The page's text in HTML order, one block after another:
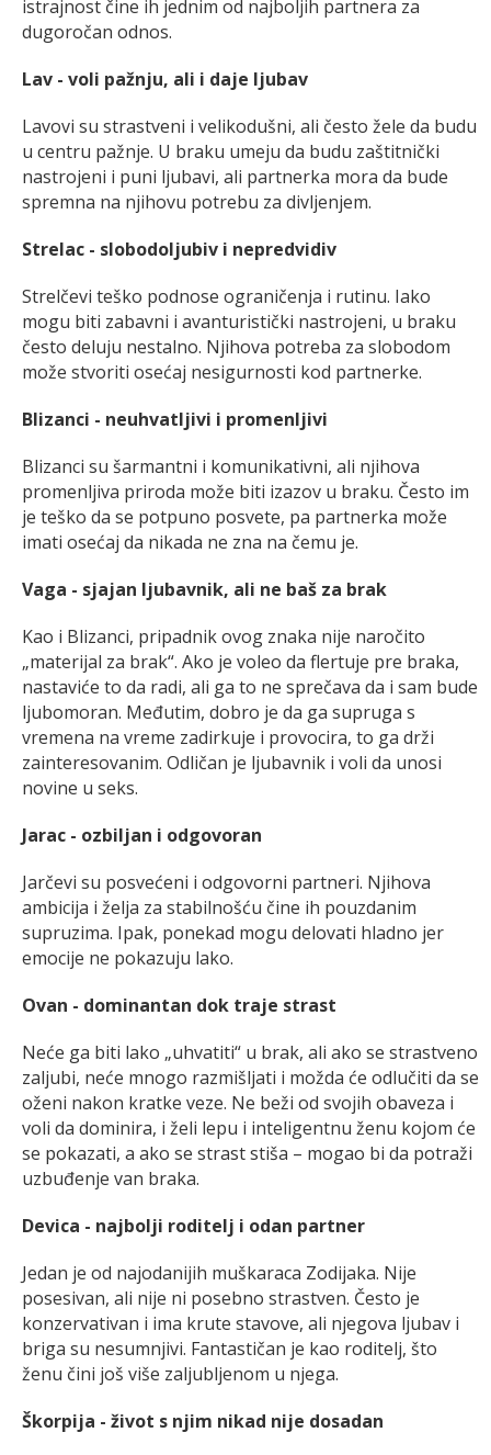
istrajnost čine ih jednim od najboljih partnera za
dugoročan odnos.
Lav - voli pažnju, ali i daje ljubav
Lavovi su strastveni i velikodušni, ali često žele da budu
u centru pažnje. U braku umeju da budu zaštitnički
nastrojeni i puni ljubavi, ali partnerka mora da bude
spremna na njihovu potrebu za divljenjem.
Strelac - slobodoljubiv i nepredvidiv
Strelčevi teško podnose ograničenja i rutinu. Iako
mogu biti zabavni i avanturistički nastrojeni, u braku
često deluju nestalno. Njihova potreba za slobodom
može stvoriti osećaj nesigurnosti kod partnerke.
Blizanci - neuhvatljivi i promenljivi
Blizanci su šarmantni i komunikativni, ali njihova
promenljiva priroda može biti izazov u braku. Često im
je teško da se potpuno posvete, pa partnerka može
imati osećaj da nikada ne zna na čemu je.
Vaga - sjajan ljubavnik, ali ne baš za brak
Kao i Blizanci, pripadnik ovog znaka nije naročito
„materijal za brak“. Ako je voleo da flertuje pre braka,
nastaviće to da radi, ali ga to ne sprečava da i sam bude
ljubomoran. Međutim, dobro je da ga supruga s
vremena na vreme zadirkuje i provocira, to ga drži
zainteresovanim. Odličan je ljubavnik i voli da unosi
novine u seks.
Jarac - ozbiljan i odgovoran
Jarčevi su posvećeni i odgovorni partneri. Njihova
ambicija i želja za stabilnošću čine ih pouzdanim
supruzima. Ipak, ponekad mogu delovati hladno jer
emocije ne pokazuju lako.
Ovan - dominantan dok traje strast
Neće ga biti lako „uhvatiti“ u brak, ali ako se strastveno
zaljubi, neće mnogo razmišljati i možda će odlučiti da se
oženi nakon kratke veze. Ne beži od svojih obaveza i
voli da dominira, i želi lepu i inteligentnu ženu kojom će
se pokazati, a ako se strast stiša – mogao bi da potraži
uzbuđenje van braka.
Devica - najbolji roditelj i odan partner
Jedan je od najodanijih muškaraca Zodijaka. Nije
posesivan, ali nije ni posebno strastven. Često je
konzervativan i ima krute stavove, ali njegova ljubav i
briga su nesumnjivi. Fantastičan je kao roditelj, što
ženu čini još više zaljubljenom u njega.
Škorpija - život s njim nikad nije dosadan